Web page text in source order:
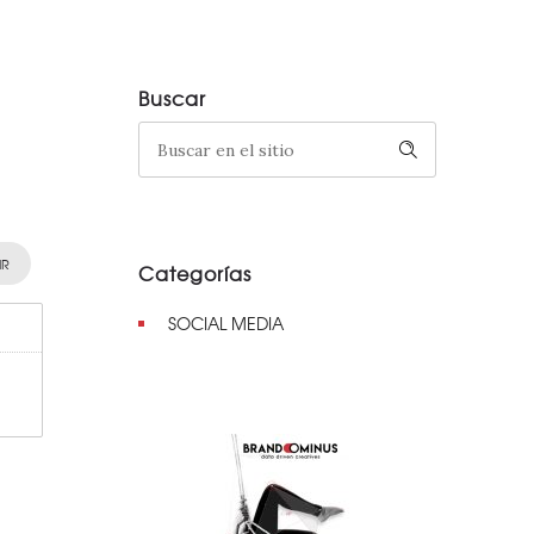
Buscar
Categorías
SOCIAL MEDIA